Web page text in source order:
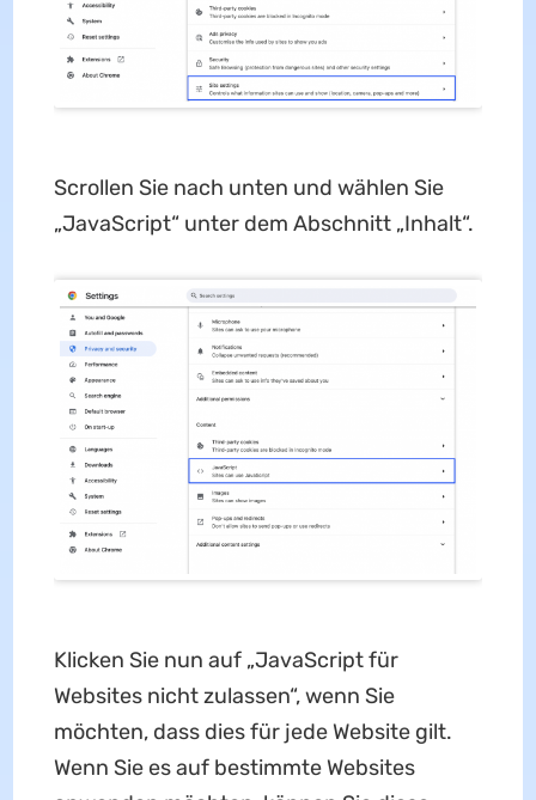
Scrollen Sie nach unten und wählen Sie
„JavaScript“ unter dem Abschnitt „Inhalt“.
Klicken Sie nun auf „JavaScript für
Websites nicht zulassen“, wenn Sie
möchten, dass dies für jede Website gilt.
Wenn Sie es auf bestimmte Websites